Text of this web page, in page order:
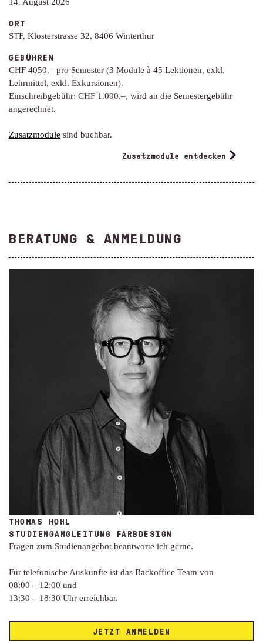
ORT
STF, Klosterstrasse 32, 8406 Winterthur
GEBÜHREN
CHF 4050.– pro Semester (3 Module à 45 Lektionen, exkl.
Lehrmittel, exkl. Exkursionen).
Einschreibgebühr: CHF 1.000.–, wird an die Semestergebühr
angerechnet.
Zusatzmodule sind buchbar.
Zusatzmodule entdecken
BERATUNG & ANMELDUNG
THOMAS HOHL
STUDIENGANGLEITUNG FARBDESIGN
Fragen zum Studienangebot beantworte ich gerne.
Für telefonische Auskünfte ist das Backoffice Team von
08:00 – 12:00 und
13:30 – 18:30 Uhr erreichbar.
JETZT ANMELDEN